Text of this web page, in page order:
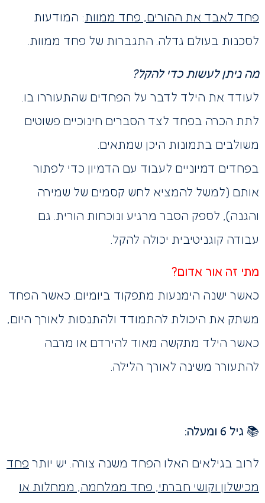
פחד לאבד את ההורים, פחד ממוות: המודעות
לסכנות בעולם גדלה. התגברות של פחד ממוות.
מה ניתן לעשות כדי להקל?
לעודד את הילד לדבר על הפחדים שהתעוררו בו.
לתת הכרה בפחד לצד הסברים חינוכיים פשוטים
משולבים בתמונות היכן שמתאים.
בפחדים דמיוניים לעבוד עם הדמיון כדי לפתור
אותם (למשל להמציא לחש קסמים של שמירה
והגנה), לספק הסבר מרגיע ונוכחות הורית. גם
עבודה קוגניטיבית יכולה להקל.
מתי זה אור אדום?
כאשר ישנה הימנעות מתפקוד ביומיום. כאשר הפחד
משתק את היכולת להתמודד ולהתנסות לאורך היום,
כאשר הילד מתקשה מאוד להירדם או מרבה
להתעורר משינה לאורך הלילה.
📚 גיל 6 ומעלה:
לרוב בגילאים האלו הפחד משנה צורה. יש יותר פחד
מכישלון וקושי חברתי, פחד ממלחמה, ממחלות או